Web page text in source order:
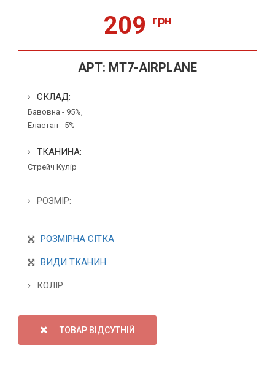
209 грн
АРТ: MT7-AIRPLANE
СКЛАД:
Бавовна - 95%,
Еластан - 5%
ТКАНИНА:
Стрейч Кулір
РОЗМІР:
РОЗМІРНА СІТКА
ВИДИ ТКАНИН
КОЛІР:
ТОВАР ВІДСУТНІЙ